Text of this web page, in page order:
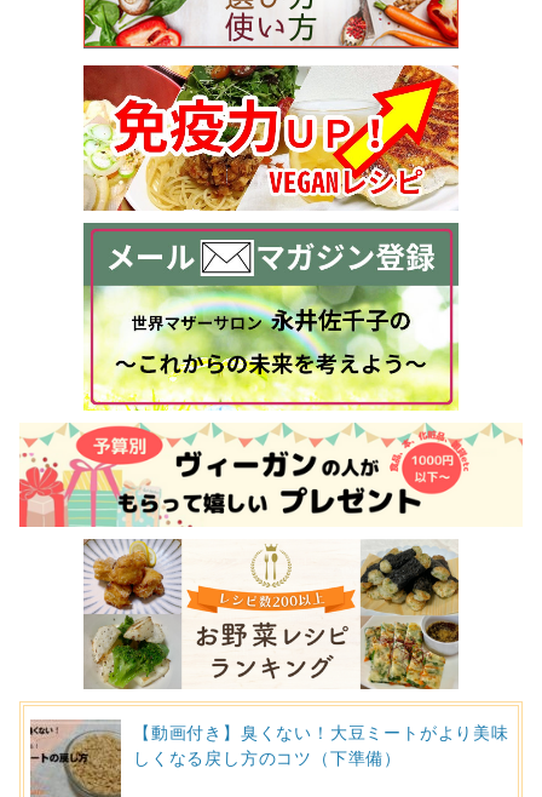
【動画付き】臭くない！大豆ミートがより美味
しくなる戻し方のコツ（下準備）